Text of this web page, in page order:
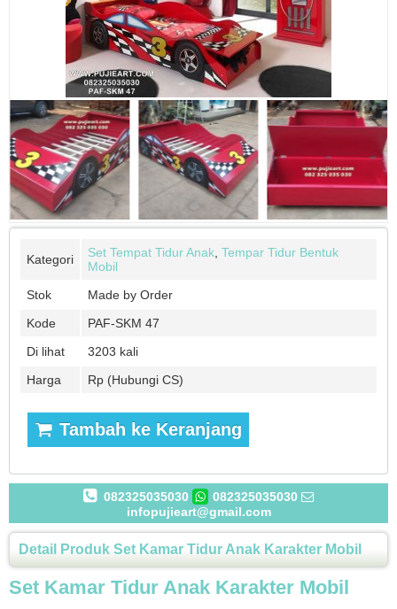
Kategori Set Tempat Tidur Anak Tempar Tidur Bentuk
Mobil
Stok
Made by Order
Kode
PAF-SKM 47
Di lihat
3203 kali
Harga
Rp (Hubungi CS)
Tambah ke Keranjang
082325035030
082325035030
infopujieart@gmail.com
Detail Produk Set Kamar Tidur Anak Karakter Mobil
Set Kamar Tidur Anak Karakter Mobil